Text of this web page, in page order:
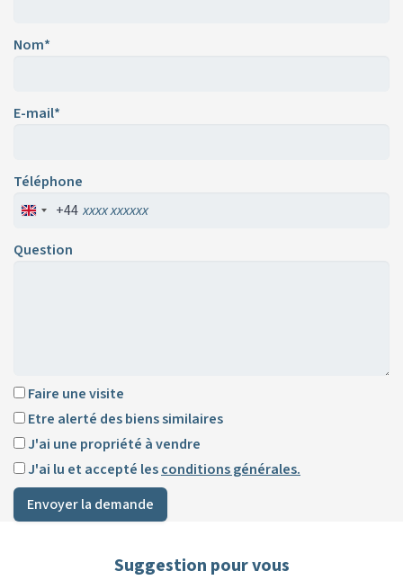
Nom*
E-mail*
Téléphone
+44
Question
Faire une visite
Etre alerté des biens similaires
J'ai une propriété à vendre
J'ai lu et accepté lesconditions générales.
Envoyer la demande
Suggestion pour vous